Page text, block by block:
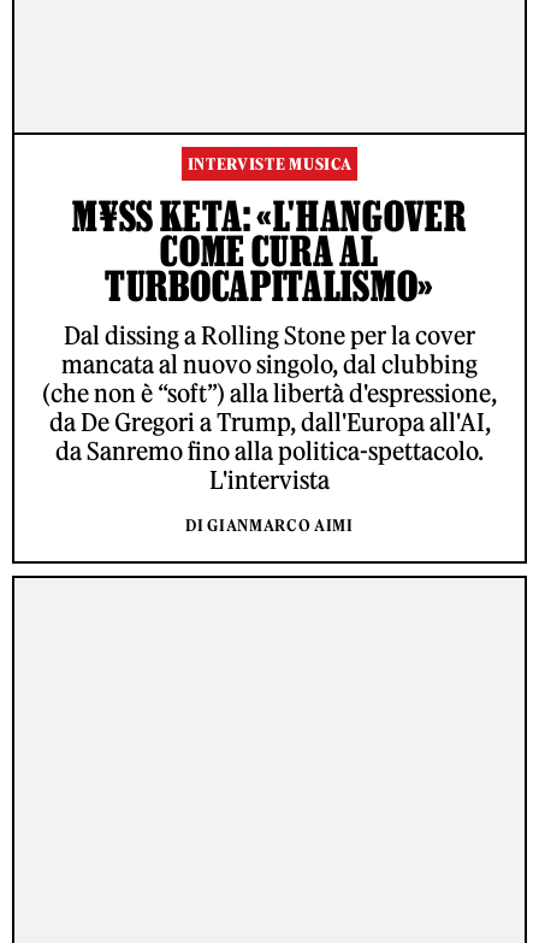
INTERVISTE MUSICA
M¥SS KETA: «L'HANGOVER
COME CURA AL
TURBOCAPITALISMO»
Dal dissing a Rolling Stone per la cover
mancata al nuovo singolo, dal clubbing
(che non è “soft”) alla libertà d'espressione,
da De Gregori a Trump, dall'Europa all'AI,
da Sanremo fino alla politica-spettacolo.
L'intervista
DI GIANMARCO AIMI